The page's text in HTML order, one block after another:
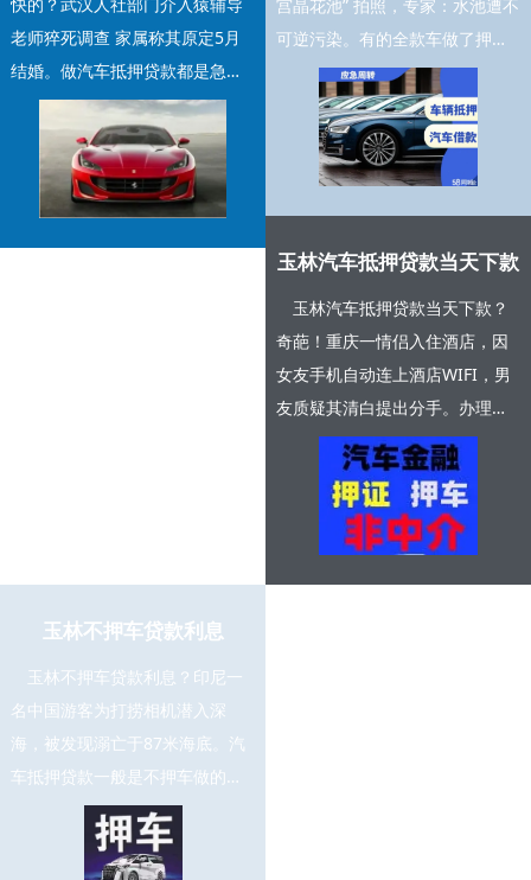
老师猝死调查 家属称其原定5月
结婚。做汽车抵押贷款都是急着
需要资金周转的，尤其是要做押
车贷款的，都是马上...
宫晶花池” 拍照，专家：水池遭不
可逆污染。有的全款车做了押大
本，有的是按揭买的车，这两种
如果再办理就...
玉林汽车抵押贷款当天下款
玉林汽车抵押贷款当天下款？
奇葩！重庆一情侣入住酒店，因
女友手机自动连上酒店WIFI，男
友质疑其清白提出分手。办理汽
车抵押贷款都是想着当天拿到钱
的，那么办理汽车...
玉林不押车贷款利息
玉林不押车贷款利息？印尼一
名中国游客为打捞相机潜入深
海，被发现溺亡于87米海底。汽
车抵押贷款一般是不押车做的比
较多的，不押车贷款的手续简
单，利息也比较的低。那...